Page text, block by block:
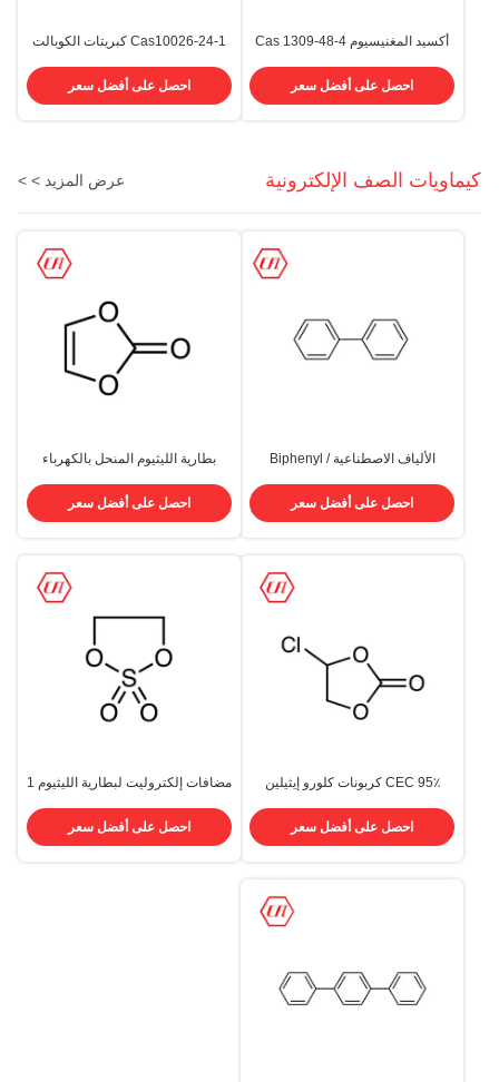
أكسيد المغنيسيوم Cas 1309-48-4
درجة الغذاء
احصل على أفضل سعر
Cas10026-24-1 كبريتات الكوبالت
الاستخدام الصناعي
احصل على أفضل سعر
كيماويات الصف الإلكترونية عرض المزيد > >
الألياف الاصطناعية Biphenyl /
احصل على أفضل سعر
بطارية الليثيوم المنحل بالكهرباء
CAS 872-36-6
احصل على أفضل سعر
95٪ CEC كربونات كلورو إيثيلين
احصل على أفضل سعر
مضافات إلكتروليت لبطارية الليثيوم 1
CAS 1072-53-3
احصل على أفضل سعر